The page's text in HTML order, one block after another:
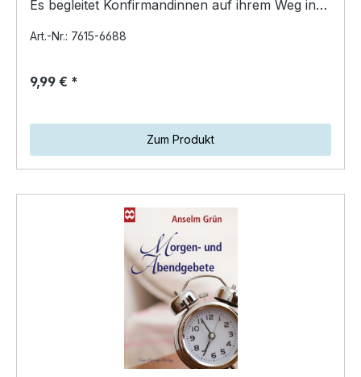
Es begleitet Konfirmandinnen auf ihrem Weg ins
Art.-Nr.: 7615-6688
9,99 € *
Zum Produkt